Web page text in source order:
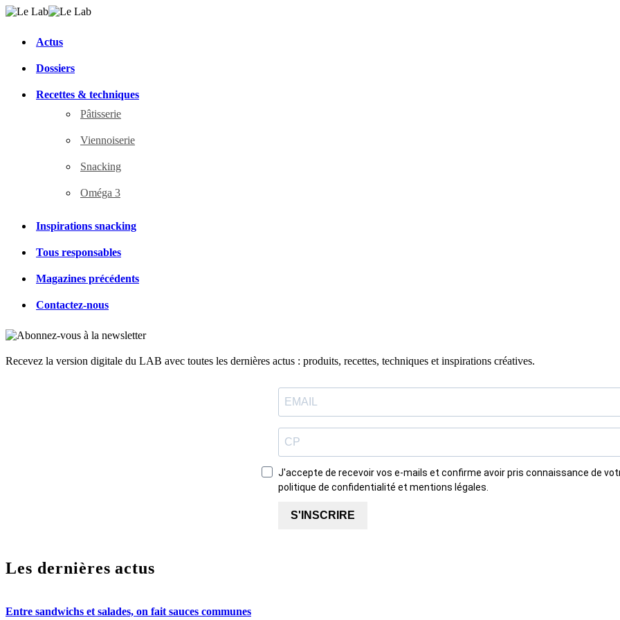
Actus
Dossiers
Recettes & techniques
Pâtisserie
Viennoiserie
Snacking
Oméga 3
Inspirations snacking
Tous responsables
Magazines précédents
Contactez-nous
Recevez la version digitale du LAB avec toutes les dernières actus : produits, recettes, techniques et inspirations créatives.
J'accepte de recevoir vos e-mails et confirme avoir pris connaissance de
politique de confidentialité et mentions légales.
S'INSCRIRE
Les dernières actus
Entre sandwichs et salades, on fait sauces communes